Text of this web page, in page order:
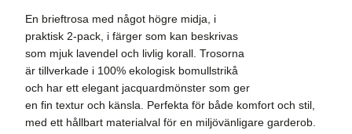
En brieftrosa med något högre midja, i
praktisk 2-pack, i färger som kan beskrivas
som mjuk lavendel och livlig korall. Trosorna
är tillverkade i 100% ekologisk bomullstrikå
och har ett elegant jacquardmönster som ger
en fin textur och känsla. Perfekta för både komfort och stil,
med ett hållbart materialval för en miljövänligare garderob.